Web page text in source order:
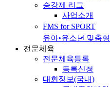
승강제 리그
사업소개
FMS for SPORT
유아•유소년 맞춤
전문체육
전문체육등록
등록신청
대회정보(국내)